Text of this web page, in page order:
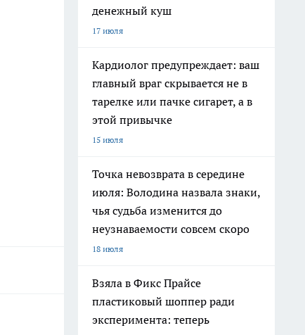
денежный куш
17 июля
Кардиолог предупреждает: ваш
главный враг скрывается не в
тарелке или пачке сигарет, а в
этой привычке
15 июля
Точка невозврата в середине
июля: Володина назвала знаки,
чья судьба изменится до
неузнаваемости совсем скоро
18 июля
Взяла в Фикс Прайсе
пластиковый шоппер ради
эксперимента: теперь